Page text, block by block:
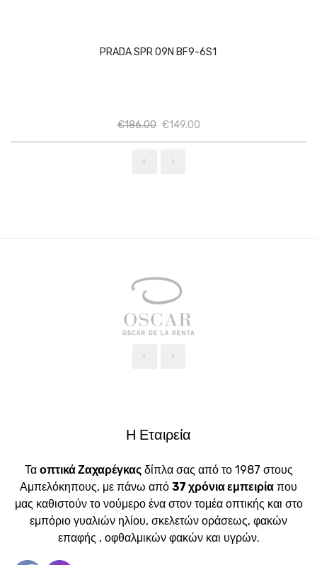
PRADA SPR 09N BF9-6S1
€186.00 Ποσότητα
€149.00Ποσότητα
Η Εταιρεία
Τα οπτικά Ζαχαρέγκαςδίπλα σας από το 1987 στους
Αμπελόκηπους, με πάνω από 37 χρόνια εμπειρία που
μας καθιστούν το νούμερο ένα στον τομέα οπτικής και στο
εμπόριο γυαλιών ηλίου, σκελετών οράσεως, φακών
επαφής , οφθαλμικών φακών και υγρών.